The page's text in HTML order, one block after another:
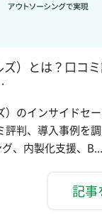
）とは？口コミ
）のインサイドセ
評判、導入事例を
、内製化支援、B...
記